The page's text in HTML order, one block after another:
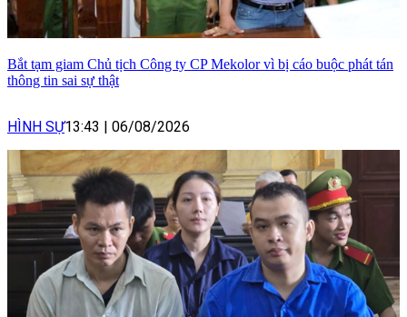
Bắt tạm giam Chủ tịch Công ty CP Mekolor vì bị cáo buộc phát tán
thông tin sai sự thật
HÌNH SỰ13:43 06/08/2026